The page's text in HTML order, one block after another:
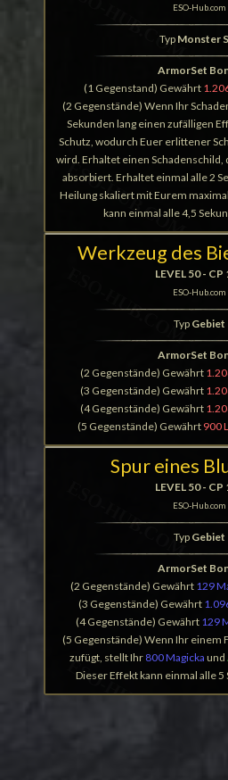
ESO-Hub.com
Typ Monster
ArmorSet
(1 Gegenstand) Gewährt
(2 Gegenstände) Wenn Ihr
Sekunden lang einen zufälligen
Schutz, wodurch Euer erlittener
wird. Erhaltet einen Schadenschild,
absorbiert. Erhaltet einmal alle 2
Heilung skaliert mit Eurem
kann einmal alle 4,5
Werkzeug des
LEVEL 50 - CP
ESO-Hub.com
Typ Gebiet
ArmorSet
(2 Gegenstände) Gewährt
(3 Gegenstände) Gewährt
(4 Gegenstände) Gewährt
(5 Gegenstände) Gewährt 900
Spur eines
LEVEL 50 - CP
ESO-Hub.com
Typ Gebiet
ArmorSet
(2 Gegenstände) Gewährt 129
(3 Gegenstände) Gewährt
(4 Gegenstände) Gewährt 129
(5 Gegenstände) Wenn Ihr einem
zufügt, stellt Ihr800 Magicka und
Dieser Effekt kann einmal alle